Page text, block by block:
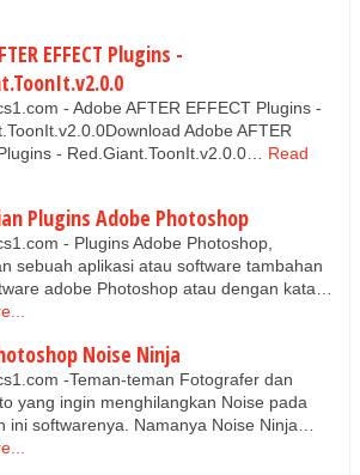
EFFECT Plugins -
- Adobe AFTER EFFECT Plugins -
Adobe AFTER
- Red.Giant.ToonIt.v2.0.0…
Read
Plugins Adobe Photoshop
- Plugins Adobe Photoshop,
sebuah aplikasi atau software tambahan
adobe Photoshop atau dengan kata…
Noise Ninja
-Teman-teman Fotografer dan
yang ingin menghilangkan Noise pada
ini softwarenya. Namanya Noise Ninja…